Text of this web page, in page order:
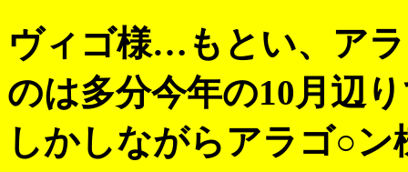
ヴィゴ様…もとい、ア
のは多分今年の10月辺
しかしながらアラゴ○